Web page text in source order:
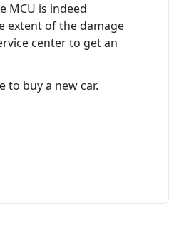
MCU is indeed
extent of the damage
center to get an
to buy a new car.